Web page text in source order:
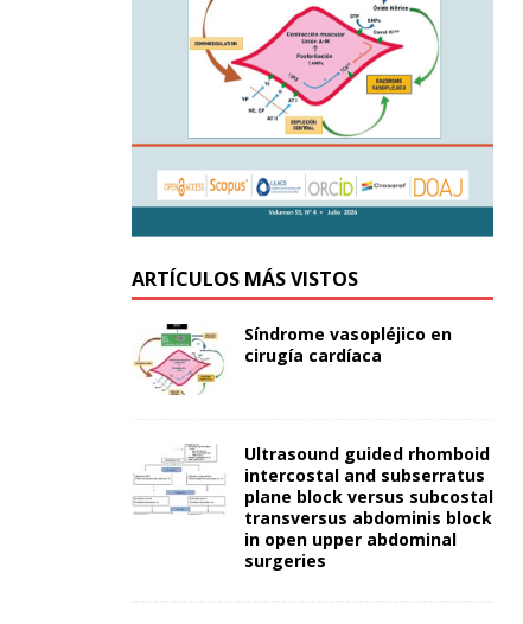
ARTÍCULOS MÁS VISTOS
Síndrome vasopléjico en
cirugía cardíaca
Ultrasound guided rhomboid
intercostal and subserratus
plane block versus subcostal
transversus abdominis block
in open upper abdominal
surgeries